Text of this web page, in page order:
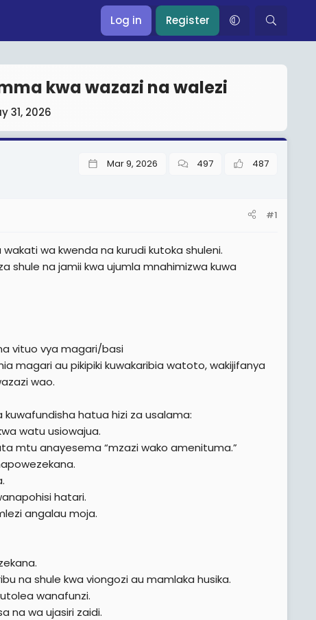
Log in Register
kwa wazazi na walezi
31, 2026
Mar 9, 2026 497 487
#1
wa kwenda na kurudi kutoka shuleni.
shule na jamii kwa ujumla mnahimizwa kuwa
vituo vya magari/basi
magari au pikipiki kuwakaribia watoto, wakijifanya
wao.
hatua hizi za usalama:
watu usiowajua.
mtu anayesema “mzazi wako amenituma.”
hatari.
angalau moja.
na shule kwa viongozi au mamlaka husika.
wanafunzi.
na wa ujasiri zaidi.